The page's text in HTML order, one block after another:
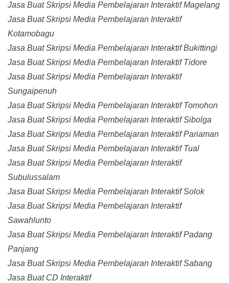
Jasa Buat Skripsi Media Pembelajaran Interaktif Magelang
Jasa Buat Skripsi Media Pembelajaran Interaktif
Kotamobagu
Jasa Buat Skripsi Media Pembelajaran Interaktif Bukittingi
Jasa Buat Skripsi Media Pembelajaran Interaktif Tidore
Jasa Buat Skripsi Media Pembelajaran Interaktif
Sungaipenuh
Jasa Buat Skripsi Media Pembelajaran Interaktif Tomohon
Jasa Buat Skripsi Media Pembelajaran Interaktif Sibolga
Jasa Buat Skripsi Media Pembelajaran Interaktif Pariaman
Jasa Buat Skripsi Media Pembelajaran Interaktif Tual
Jasa Buat Skripsi Media Pembelajaran Interaktif
Subulussalam
Jasa Buat Skripsi Media Pembelajaran Interaktif Solok
Jasa Buat Skripsi Media Pembelajaran Interaktif
Sawahlunto
Jasa Buat Skripsi Media Pembelajaran Interaktif Padang
Panjang
Jasa Buat Skripsi Media Pembelajaran Interaktif Sabang
Jasa Buat CD Interaktif